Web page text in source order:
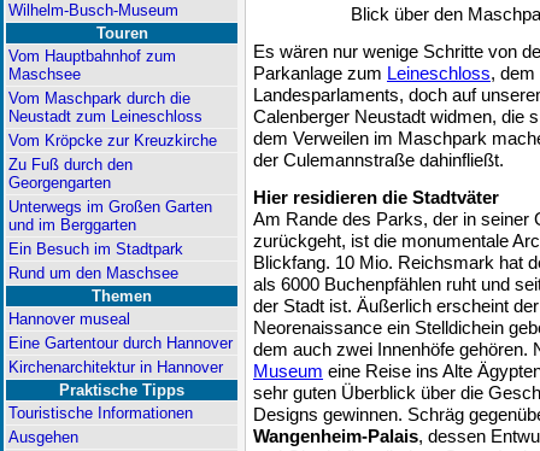
Wilhelm-Busch-Museum
Touren
Vom Hauptbahnhof zum
Maschsee
Vom Maschpark durch die
Neustadt zum Leineschloss
Vom Kröpcke zur Kreuzkirche
Zu Fuß durch den
Georgengarten
Unterwegs im Großen Garten
und im Berggarten
Ein Besuch im Stadtpark
Rund um den Maschsee
Themen
Hannover museal
Eine Gartentour durch Hannover
Kirchenarchitektur in Hannover
Praktische Tipps
Touristische Informationen
Ausgehen
Blick über den
Es wären nur wenige Schritte von
Parkanlage zum Leineschloss,
Landesparlaments, doch auf
Calenberger Neustadt widmen, die
dem Verweilen im Maschpark
der Culemannstraße dahinfließt.
Hier residieren die Stadtväter
Am Rande des Parks, der in seiner
zurückgeht, ist die monumentale
Blickfang. 10 Mio. Reichsmark hat
als 6000 Buchenpfählen ruht und
der Stadt ist. Äußerlich erscheint
Neorenaissance ein Stelldichein
dem auch zwei Innenhöfe gehören.
Museum eine Reise ins Alte
sehr guten Überblick über die
Designs gewinnen. Schräg
Wangenheim-Palais, dessen